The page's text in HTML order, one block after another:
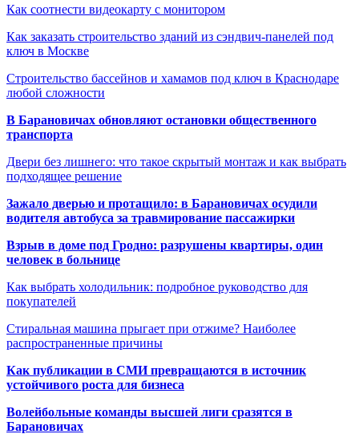
Как соотнести видеокарту с монитором
Как заказать строительство зданий из сэндвич-панелей под
ключ в Москве
Строительство бассейнов и хамамов под ключ в Краснодаре
любой сложности
В Барановичах обновляют остановки общественного
транспорта
Двери без лишнего: что такое скрытый монтаж и как выбрать
подходящее решение
Зажало дверью и протащило: в Барановичах осудили
водителя автобуса за травмирование пассажирки
Взрыв в доме под Гродно: разрушены квартиры, один
человек в больнице
Как выбрать холодильник: подробное руководство для
покупателей
Стиральная машина прыгает при отжиме? Наиболее
распространенные причины
Как публикации в СМИ превращаются в источник
устойчивого роста для бизнеса
Волейбольные команды высшей лиги сразятся в
Барановичах